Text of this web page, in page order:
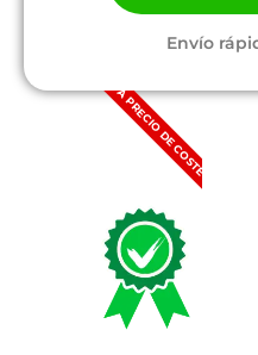
Envío
A PRECIO DE COSTE